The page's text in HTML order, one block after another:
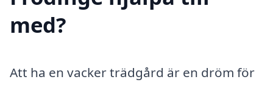
med?
Att ha en vacker trädgård är en dröm för